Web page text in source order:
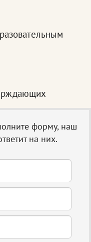
форму, наш
на них.